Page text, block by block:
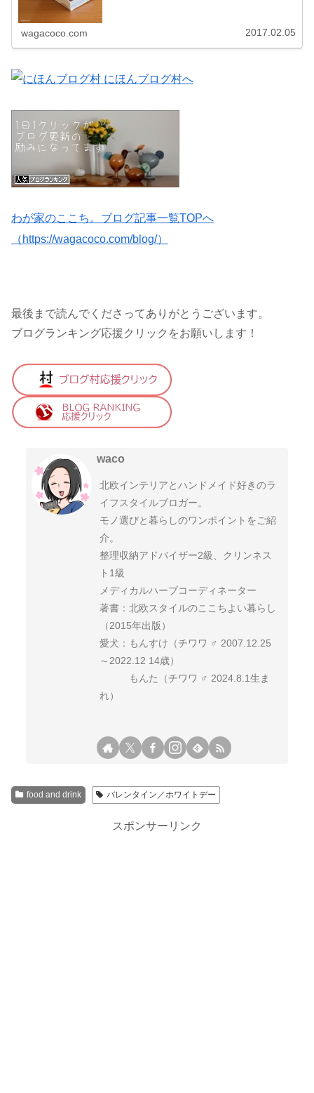
wagacoco.com 2017.02.05
わが家のここち。ブログ記事一覧TOPへ
（https://wagacoco.com/blog/）
最後まで読んでくださってありがとうございます。
ブログランキング応援クリックをお願いします！
waco
北欧インテリアとハンドメイド好きのラ
イフスタイルブロガー。
モノ選びと暮らしのワンポイントをご紹
介。
整理収納アドバイザー2級、クリンネス
ト1級
メディカルハーブコーディネーター
著書：北欧スタイルのここちよい暮らし
（2015年出版）
愛犬：もんすけ（チワワ ♂ 2007.12.25
～2022.12 14歳）
もんた（チワワ ♂ 2024.8.1生ま
れ）
food and drink バレンタイン／ホワイトデー
スポンサーリンク